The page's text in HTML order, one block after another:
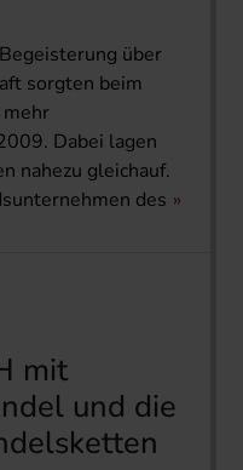
über
sorgten beim
mehr
Dabei lagen
nahezu gleichauf.
des
mit
und die